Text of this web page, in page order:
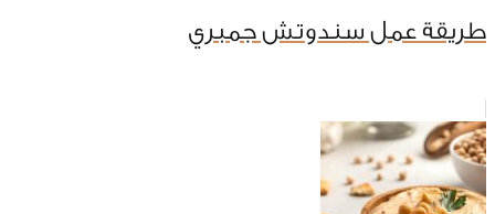
طريقة عمل سندوتش جمبري